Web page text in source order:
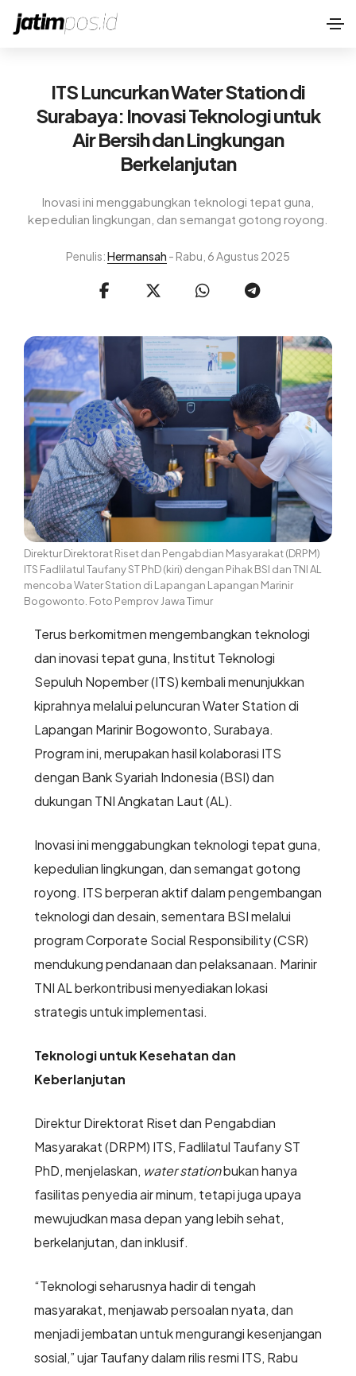
ITS Luncurkan Water Station di
Surabaya: Inovasi Teknologi untuk
Air Bersih dan Lingkungan
Berkelanjutan
Inovasi ini menggabungkan teknologi tepat guna,
kepedulian lingkungan, dan semangat gotong royong.
Penulis:Hermansah - Rabu, 6 Agustus 2025
Direktur Direktorat Riset dan Pengabdian Masyarakat (DRPM)
ITS Fadlilatul Taufany ST PhD (kiri) dengan Pihak BSI dan TNI AL
mencoba Water Station di Lapangan Lapangan Marinir
Bogowonto. Foto Pemprov Jawa Timur
Terus berkomitmen mengembangkan teknologi
dan inovasi tepat guna, Institut Teknologi
Sepuluh Nopember (ITS) kembali menunjukkan
kiprahnya melalui peluncuran Water Station di
Lapangan Marinir Bogowonto, Surabaya.
Program ini, merupakan hasil kolaborasi ITS
dengan Bank Syariah Indonesia (BSI) dan
dukungan TNI Angkatan Laut (AL).
Inovasi ini menggabungkan teknologi tepat guna,
kepedulian lingkungan, dan semangat gotong
royong. ITS berperan aktif dalam pengembangan
teknologi dan desain, sementara BSI melalui
program Corporate Social Responsibility (CSR)
mendukung pendanaan dan pelaksanaan. Marinir
TNI AL berkontribusi menyediakan lokasi
strategis untuk implementasi.
Teknologi untuk Kesehatan dan
Keberlanjutan
Direktur Direktorat Riset dan Pengabdian
Masyarakat (DRPM) ITS, Fadlilatul Taufany ST
PhD, menjelaskan, water stationbukan hanya
fasilitas penyedia air minum, tetapi juga upaya
mewujudkan masa depan yang lebih sehat,
berkelanjutan, dan inklusif.
“Teknologi seharusnya hadir di tengah
masyarakat, menjawab persoalan nyata, dan
menjadi jembatan untuk mengurangi kesenjangan
sosial,” ujar Taufany dalam rilis resmi ITS, Rabu